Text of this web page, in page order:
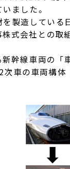
ました。
製造している
式会社との
幹線車両の「
車の車両構体